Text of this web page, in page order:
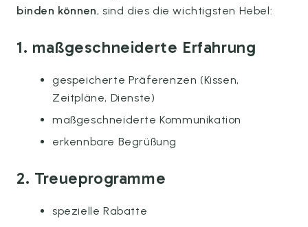
binden können, sind dies die wichtigsten Hebel:
1. maßgeschneiderte Erfahrung
gespeicherte Präferenzen (Kissen,
Zeitpläne, Dienste)
maßgeschneiderte Kommunikation
erkennbare Begrüßung
2. Treueprogramme
spezielle Rabatte